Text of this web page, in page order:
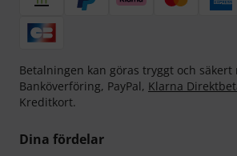
Betalningen kan göras tryggt och säkert
Banköverföring, PayPal, Klarna
Kreditkort.
Dina fördelar